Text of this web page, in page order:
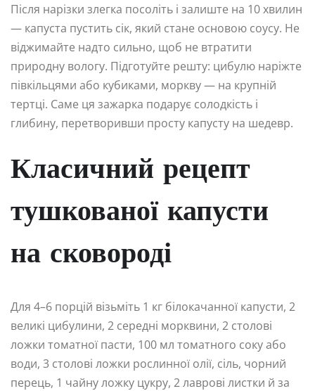
Після нарізки злегка посоліть і залиште на 10 хвилин
— капуста пустить сік, який стане основою соусу. Не
віджимайте надто сильно, щоб не втратити
природну вологу. Підготуйте решту: цибулю наріжте
півкільцями або кубиками, моркву — на крупній
тертці. Саме ця зажарка подарує солодкість і
глибину, перетворивши просту капусту на шедевр.
Класичний рецепт
тушкованої капусти
на сковороді
Для 4–6 порцій візьміть 1 кг білокачанної капусти, 2
великі цибулини, 2 середні морквини, 2 столові
ложки томатної пасти, 100 мл томатного соку або
води, 3 столові ложки рослинної олії, сіль, чорний
перець, 1 чайну ложку цукру, 2 лаврові листки й за